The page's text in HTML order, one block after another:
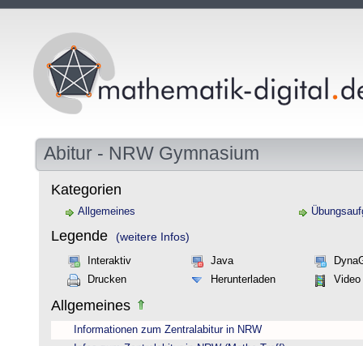
Abitur - NRW Gymnasium
Kategorien
Allgemeines
Legende (weitere Infos)
Interaktiv Java
Drucken
Herunterladen Video
Allgemeines
Informationen zum Zentralabitur in NRW